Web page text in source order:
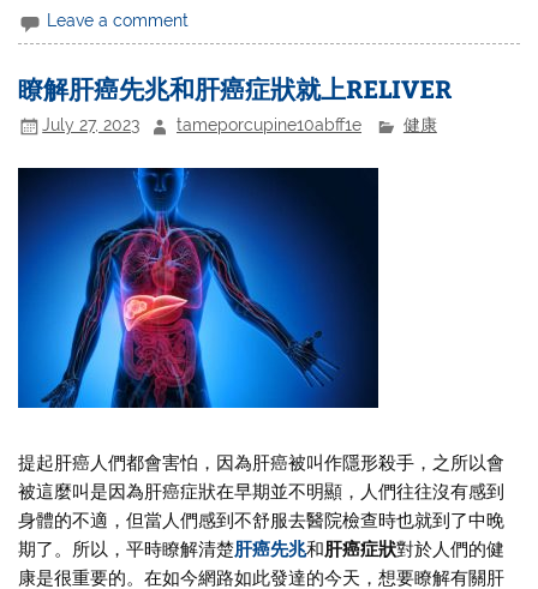
Leave a comment
瞭解肝癌先兆和肝癌症狀就上RELIVER
July 27, 2023 tameporcupine10abff1e 健康
提起肝癌人們都會害怕，因為肝癌被叫作隱形殺手，之所以會
被這麼叫是因為肝癌症狀在早期並不明顯，人們往往沒有感到
身體的不適，但當人們感到不舒服去醫院檢查時也就到了中晚
期了。所以，平時瞭解清楚肝癌先兆和肝癌症狀對於人們的健
康是很重要的。在如今網路如此發達的今天，想要瞭解有關肝